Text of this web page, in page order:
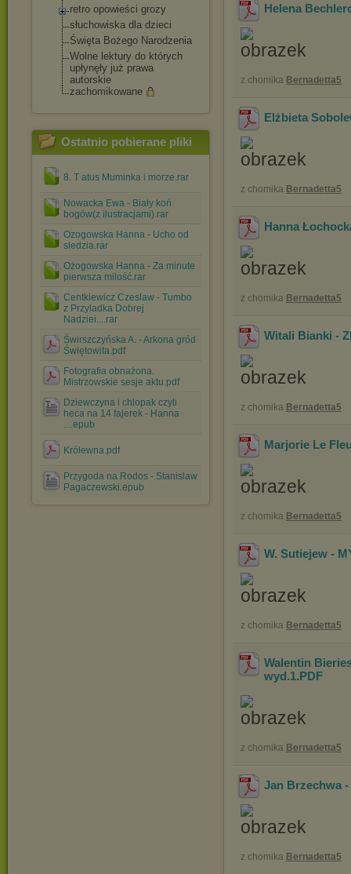
retro opowieści grozy
słuchowiska dla dzieci
Święta Bożego Narodzenia
Wolne lektury do których
upłynęły już prawa
autorskie
zachomikowane
Ostatnio pobierane pliki
8. T atus Muminka i morze.rar
Nowacka Ewa - Biały koń
bogów(z ilustracjami).rar
Ozogowska Hanna - Ucho od
sledzia.rar
Ożogowska Hanna - Za minute
pierwsza milość.rar
Centkiewicz Czeslaw - Tumbo
z Przyladka Dobrej
Nadziei....rar
Świrszczyńska A. - Arkona gród
Świętowita.pdf
Fotografia obnażona.
Mistrzowskie sesje aktu.pdf
Dziewczyna i chlopak czyli
heca na 14 fajerek - Hanna
....epub
Królewna.pdf
Przygoda na Rodos - Stanislaw
Pagaczewski.epub
Helena
z chomika Bernadetta5
Elżbieta
z chomika Bernadetta5
Hanna
z chomika Bernadetta5
Witali Bianki -
z chomika Bernadetta5
Marjorie Le
z chomika Bernadetta5
W. Sutiejew -
z chomika Bernadetta5
Walentin
wyd.1.PDF
z chomika Bernadetta5
Jan Brzechwa -
z chomika Bernadetta5